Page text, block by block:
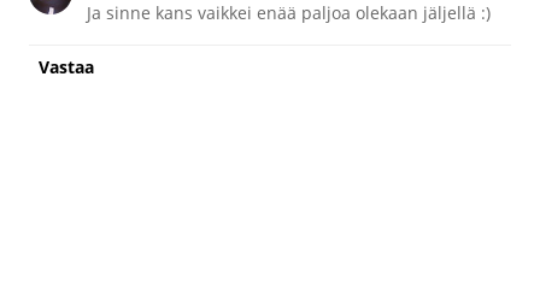
Ja sinne kans vaikkei enää paljoa olekaan jäljellä :)
Vastaa